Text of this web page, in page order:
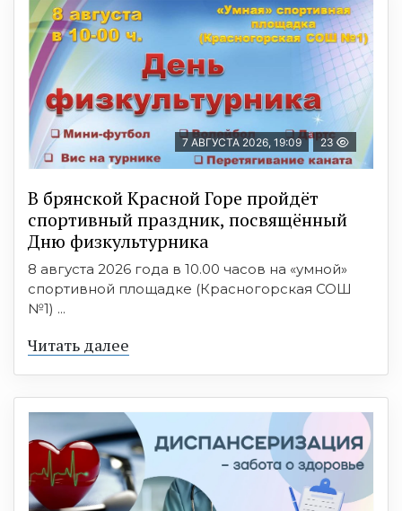
7 АВГУСТА 2026, 19:09 23
В брянской Красной Горе пройдёт
спортивный праздник, посвящённый
Дню физкультурника
8 августа 2026 года в 10.00 часов на «умной»
спортивной площадке (Красногорская СОШ
№1) ...
Читать далее